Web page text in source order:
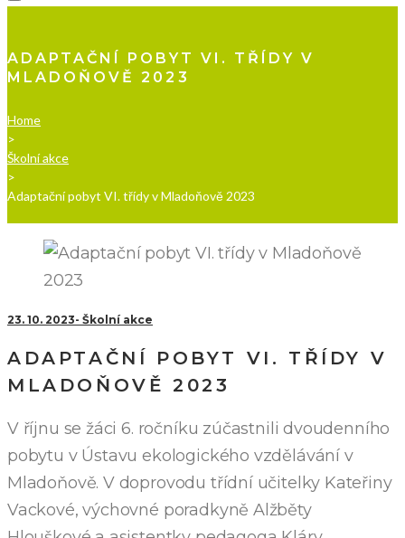
ADAPTAČNÍ POBYT VI. TŘÍDY V
MLADOŇOVĚ 2023
Home
>
Školní akce
>
Adaptační pobyt VI. třídy v Mladoňově 2023
23. 10. 2023 Školní akce
ADAPTAČNÍ POBYT VI. TŘÍDY V
MLADOŇOVĚ 2023
V říjnu se žáci 6. ročníku zúčastnili dvoudenního
pobytu v Ústavu ekologického vzdělávání v
Mladoňově. V doprovodu třídní učitelky Kateřiny
Vackové, výchovné poradkyně Alžběty